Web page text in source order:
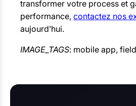
transformer votre process et
performance, contactez nos
aujourd’hui.
IMAGE_TAGS: mobile app,